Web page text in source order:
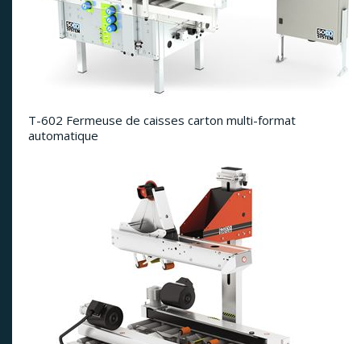
T-602 Fermeuse de caisses carton multi-format
automatique